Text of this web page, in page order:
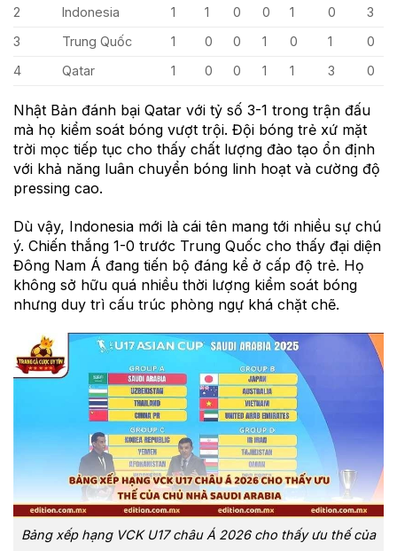
2 Indonesia 1 1 0 0 1 0
3
3
Trung Quốc 1 0 0 1 0 1
0
4
Qatar 1 0 0 1 1 3 0
Nhật Bản đánh bại Qatar với tỷ số 3-1 trong trận đấu
mà họ kiểm soát bóng vượt trội. Đội bóng trẻ xứ mặt
trời mọc tiếp tục cho thấy chất lượng đào tạo ổn định
với khả năng luân chuyển bóng linh hoạt và cường độ
pressing cao.
Dù vậy, Indonesia mới là cái tên mang tới nhiều sự chú
ý. Chiến thắng 1-0 trước Trung Quốc cho thấy đại diện
Đông Nam Á đang tiến bộ đáng kể ở cấp độ trẻ. Họ
không sở hữu quá nhiều thời lượng kiểm soát bóng
nhưng duy trì cấu trúc phòng ngự khá chặt chẽ.
Bảng xếp hạng VCK U17 châu Á 2026 cho thấy ưu thế của